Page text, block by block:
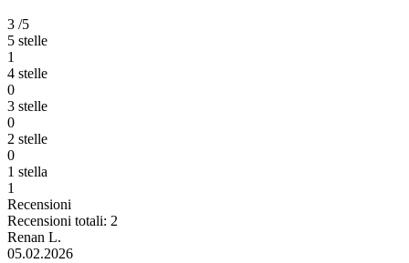
3 /5
5 stelle
1
4 stelle
0
3 stelle
0
2 stelle
0
1 stella
1
Recensioni
Recensioni totali: 2
Renan L.
05.02.2026